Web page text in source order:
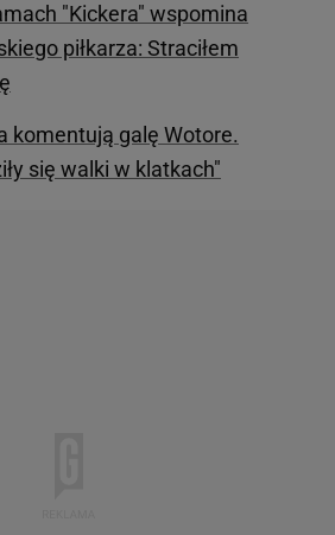
"Kickera" wspomina
piłkarza: Straciłem
komentują galę Wotore.
się walki w klatkach"